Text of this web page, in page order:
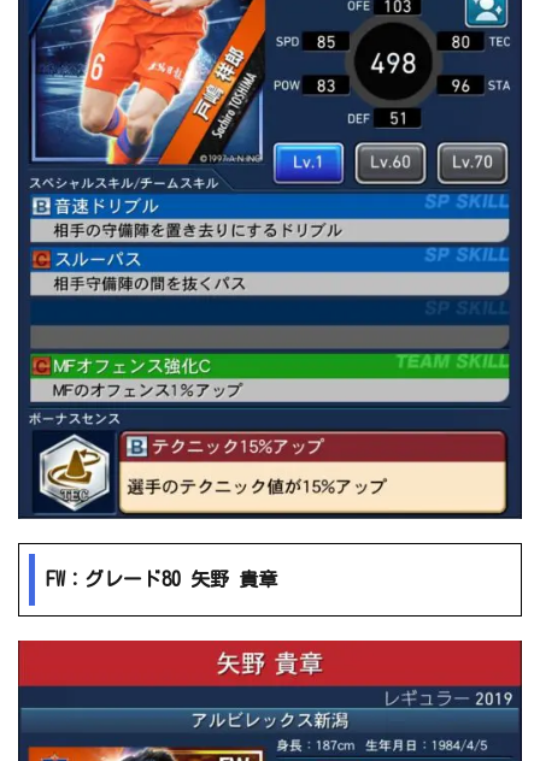
FW：グレード80 矢野 貴章